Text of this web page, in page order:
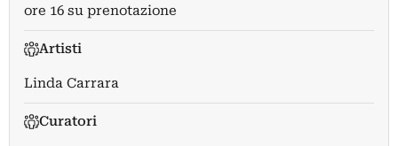
ore 16 su prenotazione
Artisti
Linda Carrara
Curatori